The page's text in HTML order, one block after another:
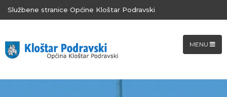
Službene stranice Općine Kloštar Podravski
MENU